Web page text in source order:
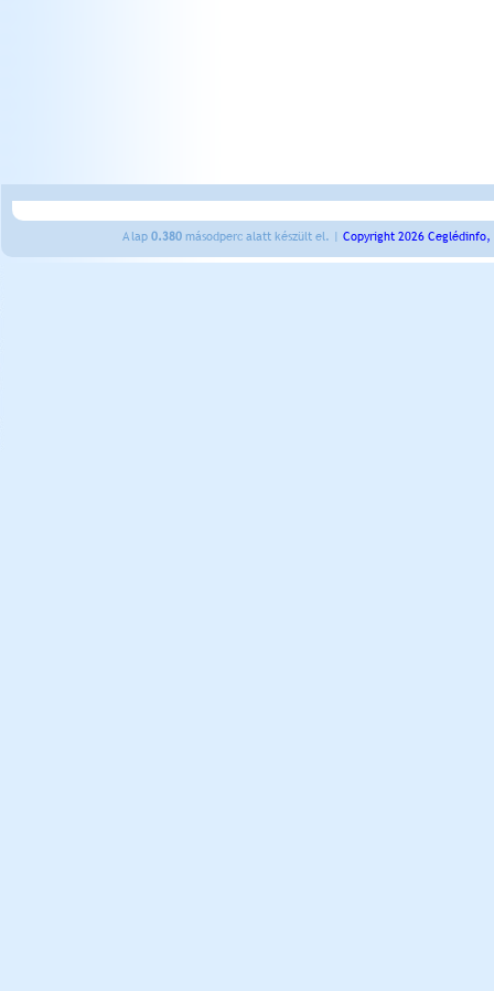
A lap 0.380 másodperc alatt készült el. | Copyright 2026